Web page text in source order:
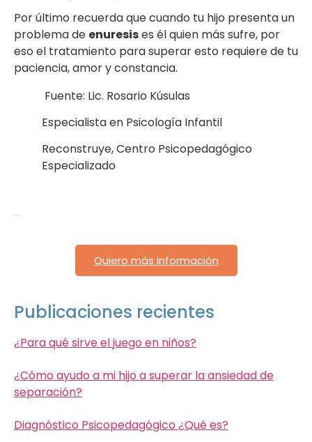
Por último recuerda que cuando tu hijo presenta un
problema de enuresises él quien más sufre, por
eso el tratamiento para superar esto requiere de tu
paciencia, amor y constancia.
Fuente: Lic. Rosario Kúsulas
Especialista en Psicología Infantil
Reconstruye, Centro Psicopedagógico
Especializado
Quiero más información
Publicaciones recientes
¿Para qué sirve el juego en niños?
¿Cómo ayudo a mi hijo a superar la ansiedad de
separación?
Diagnóstico Psicopedagógico ¿Qué es?